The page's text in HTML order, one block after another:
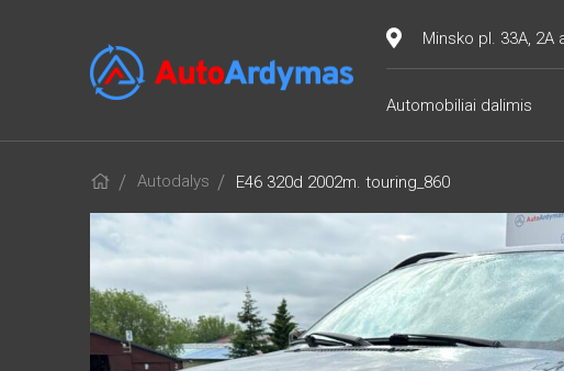
Minsko pl. 33A, 2A
Automobiliai dalimis
Autodalys E46 320d 2002m. touring_860